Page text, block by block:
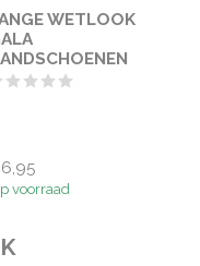
WETLOOK
voorraad